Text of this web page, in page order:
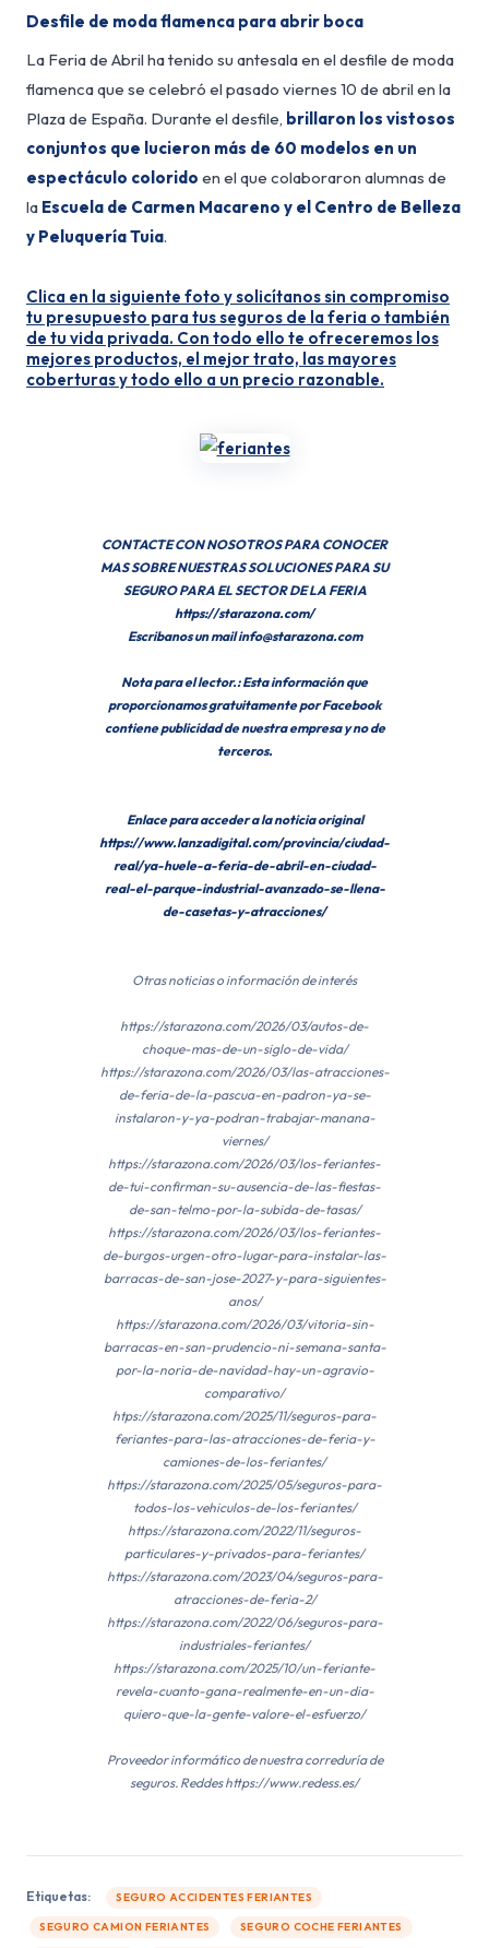
Desfile de moda flamenca para abrir boca
La Feria de Abril ha tenido su antesala en el desfile de moda
flamenca que se celebró el pasado viernes 10 de abril en la
Plaza de España. Durante el desfile, brillaron los vistosos
conjuntos que lucieron más de 60 modelos en un
espectáculo colorido en el que colaboraron alumnas de
la Escuela de Carmen Macareno y el Centro de Belleza
y Peluquería Tuia.
Clica en la siguiente foto y solicítanos sin compromiso
tu presupuesto para tus seguros de la feria o también
de tu vida privada. Con todo ello te ofreceremos los
mejores productos, el mejor trato, las mayores
coberturas y todo ello a un precio razonable.
CONTACTE CON NOSOTROS PARA CONOCER
MAS SOBRE NUESTRAS SOLUCIONES PARA SU
SEGURO PARA EL SECTOR DE LA FERIA
https://starazona.com/
Escribanos un mail info@starazona.com
Nota para el lector.: Esta información que
proporcionamos gratuitamente por Facebook
contiene publicidad de nuestra empresa y no de
terceros.
Enlace para acceder a la noticia original
https://www.lanzadigital.com/provincia/ciudad-
real/ya-huele-a-feria-de-abril-en-ciudad-
real-el-parque-industrial-avanzado-se-llena-
de-casetas-y-atracciones/
Otras noticias o información de interés
https://starazona.com/2026/03/autos-de-
choque-mas-de-un-siglo-de-vida/
https://starazona.com/2026/03/las-atracciones-
de-feria-de-la-pascua-en-padron-ya-se-
instalaron-y-ya-podran-trabajar-manana-
viernes/
https://starazona.com/2026/03/los-feriantes-
de-tui-confirman-su-ausencia-de-las-fiestas-
de-san-telmo-por-la-subida-de-tasas/
https://starazona.com/2026/03/los-feriantes-
de-burgos-urgen-otro-lugar-para-instalar-las-
barracas-de-san-jose-2027-y-para-siguientes-
anos/
https://starazona.com/2026/03/vitoria-sin-
barracas-en-san-prudencio-ni-semana-santa-
por-la-noria-de-navidad-hay-un-agravio-
comparativo/
htps://starazona.com/2025/11/seguros-para-
feriantes-para-las-atracciones-de-feria-y-
camiones-de-los-feriantes/
https://starazona.com/2025/05/seguros-para-
todos-los-vehiculos-de-los-feriantes/
https://starazona.com/2022/11/seguros-
particulares-y-privados-para-feriantes/
https://starazona.com/2023/04/seguros-para-
atracciones-de-feria-2/
https://starazona.com/2022/06/seguros-para-
industriales-feriantes/
https://starazona.com/2025/10/un-feriante-
revela-cuanto-gana-realmente-en-un-dia-
quiero-que-la-gente-valore-el-esfuerzo/
Proveedor informático de nuestra correduría de
seguros. Reddes https://www.redess.es/
Etiquetas: SEGURO ACCIDENTES FERIANTES
SEGURO CAMION FERIANTES SEGURO COCHE FERIANTES